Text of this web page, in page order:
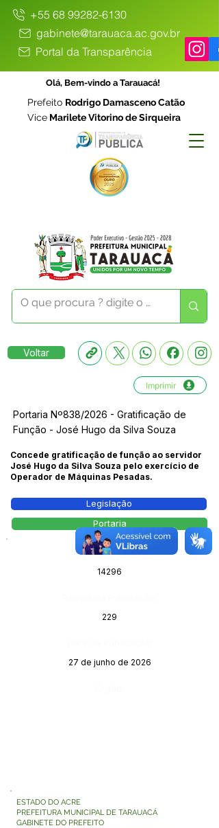
+55 68 99282-6130
gabinete@tarauaca.ac.gov.br
Portal da Transparência
Olá, Bem-vindo a Tarauacá!
Prefeito Rodrigo Damasceno Catão
Vice Marilete Vitorino de Sirqueira
Voltar
Imprimir
Portaria Nº838/2026 - Gratificação de
Função - José Hugo da Silva Souza
Concede gratificação de função ao servidor
José Hugo da Silva Souza pelo exercício de
Operador de Máquinas Pesadas.
Legislação
Portaria
Número do Diário:
14296
229
27 de junho de 2026
ESTADO DO ACRE
PREFEITURA MUNICIPAL DE TARAUACÁ
GABINETE DO PREFEITO